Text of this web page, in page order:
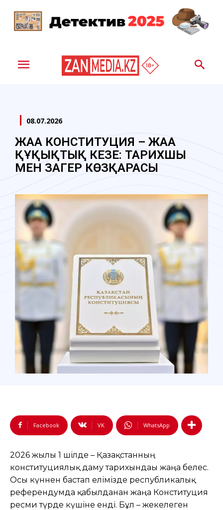
08.07.2026
ЖАҢА КОНСТИТУЦИЯ – ЖАҢА
ҚҰҚЫҚТЫҚ КЕЗЕҢ: ТАРИХШЫ
МЕН ЗАҢГЕР КӨЗҚАРАСЫ
Facebook VK WhatsApp
2026 жылғы 1 шілде – Қазақстанның
конституциялық даму тарихындағы жаңа белес.
Осы күннен бастап елімізде республикалық
референдумда қабылданған жаңа Конституция
ресми түрде күшіне енді. Бұл – жекелеген